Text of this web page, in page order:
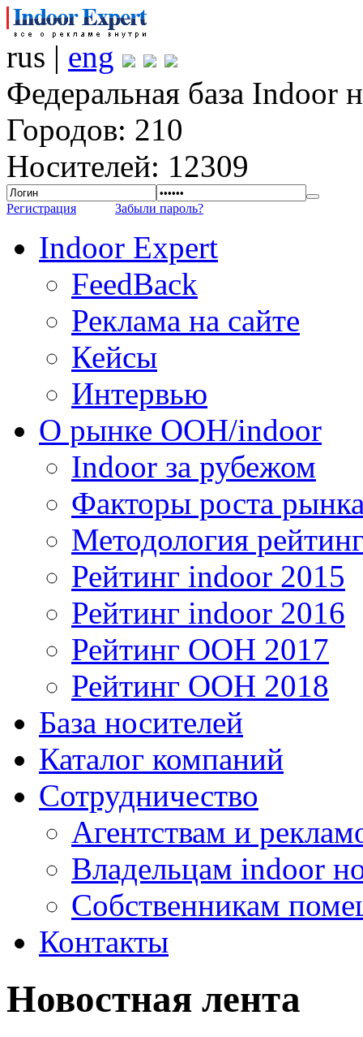
rus | eng
Федеральная база Indoor
Городов: 210
Носителей: 12309
Регистрация Забыли пароль?
Indoor Expert
FeedBack
Реклама на сайте
Кейсы
Интервью
О рынке OOH/indoor
Indoor за рубежом
Факторы роста
Методология
Рейтинг indoor 2015
Рейтинг indoor 2016
Рейтинг OOH 2017
Рейтинг OOH 2018
База носителей
Каталог компаний
Сотрудничество
Агентствам и
Владельцам indoor
Собственникам
Контакты
Новостная лента